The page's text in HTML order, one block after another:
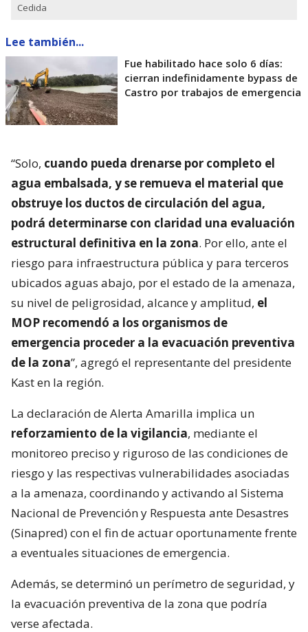
Cedida
Lee también...
Fue habilitado hace solo 6 días:
cierran indefinidamente bypass de
Castro por trabajos de emergencia
“Solo, cuando pueda drenarse por completo el
agua embalsada, y se remueva el material que
obstruye los ductos de circulación del agua,
podrá determinarse con claridad una evaluación
estructural definitiva en la zona. Por ello, ante el
riesgo para infraestructura pública y para terceros
ubicados aguas abajo, por el estado de la amenaza,
su nivel de peligrosidad, alcance y amplitud, el
MOP recomendó a los organismos de
emergencia proceder a la evacuación preventiva
de la zona”, agregó el representante del presidente
Kast en la región.
La declaración de Alerta Amarilla implica un
reforzamiento de la vigilancia, mediante el
monitoreo preciso y riguroso de las condiciones de
riesgo y las respectivas vulnerabilidades asociadas
a la amenaza, coordinando y activando al Sistema
Nacional de Prevención y Respuesta ante Desastres
(Sinapred) con el fin de actuar oportunamente frente
a eventuales situaciones de emergencia.
Además, se determinó un perímetro de seguridad, y
la evacuación preventiva de la zona que podría
verse afectada.